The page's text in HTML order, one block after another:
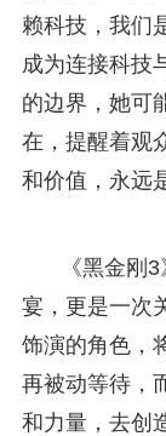
赖科技，我们
成为连接科技
的边界，她可
在，提醒着观
和价值，永远
《黑金刚
宴，更是一次
饰演的角色，
再被动等待，
和力量，去创